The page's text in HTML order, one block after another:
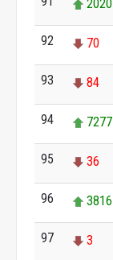
2020
92 70
93 84
94 7277
95 36
96 3816
97 3